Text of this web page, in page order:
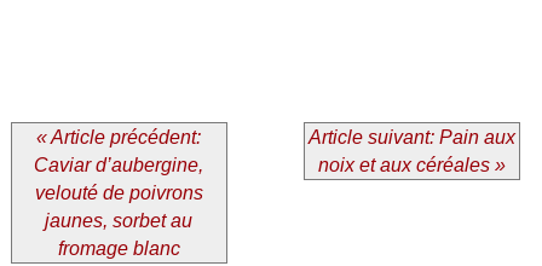
« Article précédent:
Caviar d’aubergine,
velouté de poivrons
jaunes, sorbet au
fromage blanc
Article suivant: Pain aux
noix et aux céréales »